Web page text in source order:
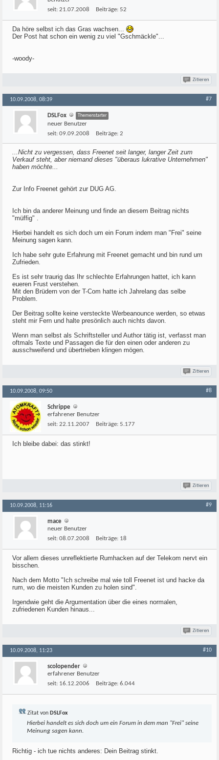
seit: 21.07.2008 Beiträge: 52
Da höre selbst ich das Gras wachsen...
Der Post hat schon ein wenig zu viel "Gschmäckle"...
-woody-
Zitieren
10.09.2008, 08:39 #7
DSLFox Themenstarter
neuer Benutzer
seit: 09.09.2008 Beiträge: 2
...Nicht zu vergessen, dass Freenet seit langer, langer Zeit zum
Verkauf steht, aber niemand dieses "überaus lukrative Unternehmen"
haben möchte...
Zur Info Freenet gehört zur DUG AG.
Ich bin da anderer Meinung und finde an diesem Beitrag nichts
"müffig" .
Hierbei handelt es sich doch um ein Forum indem man "Frei" seine
Meinung sagen kann.
Ich habe sehr gute Erfahrung mit Freenet gemacht und bin rund um
Zufrieden.
Es ist sehr traurig das Ihr schlechte Erfahrungen hattet, ich kann
eueren Frust verstehen.
Mit den Brüdern von der T-Com hatte ich Jahrelang das selbe
Problem.
Der Beitrag sollte keine versteckte Werbeanounce werden, so etwas
steht mir Fern und halte presönlich auch nichts davon.
Wenn man selbst als Schriftsteller und Author tätig ist, verfasst man
oftmals Texte und Passagen die für den einen oder anderen zu
ausschweifend und übertrieben klingen mögen.
Zitieren
10.09.2008, 09:50 #8
Schrippe
erfahrener Benutzer
seit: 22.11.2007 Beiträge: 5.177
Ich bleibe dabei: das stinkt!
Zitieren
10.09.2008, 11:16 #9
mace
neuer Benutzer
seit: 08.07.2008 Beiträge: 18
Vor allem dieses unreflektierte Rumhacken auf der Telekom nervt ein
bisschen.
Nach dem Motto "Ich schreibe mal wie toll Freenet ist und hacke da
rum, wo die meisten Kunden zu holen sind".
Irgendwie geht die Argumentation über die eines normalen,
zufriedenen Kunden hinaus...
Zitieren
10.09.2008, 11:23 #10
scolopender
erfahrener Benutzer
seit: 16.12.2006 Beiträge: 6.044
Zitat von DSLFox
Hierbei handelt es sich doch um ein Forum in dem man "Frei" seine
Meinung sagen kann.
Richtig - ich tue nichts anderes: Dein Beitrag stinkt.